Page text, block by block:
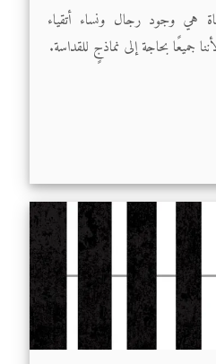
هي وجود رجال ونساء أتقياء
جميعًا بحاجة إلى نماذجٍ للقداسة.